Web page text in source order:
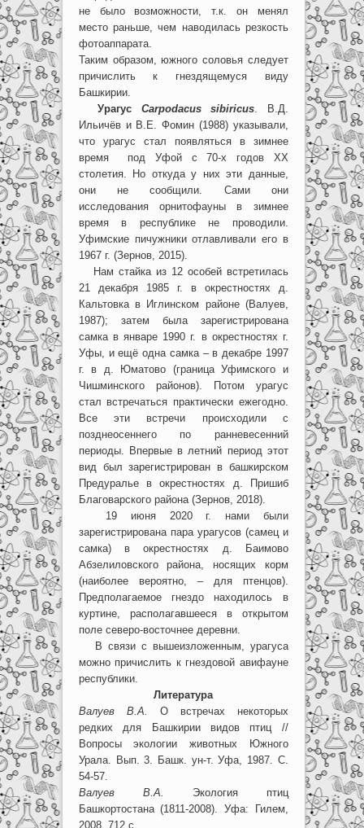
не было возможности, т.к. он менял
место раньше, чем наводилась резкость
фотоаппарата.
Таким образом, южного соловья следует
причислить к гнездящемуся виду
Башкирии.
Урагус
Carpodacus sibiricus . В.Д.
Ильичёв и В.Е. Фомин (1988) указывали,
что урагус стал появляться в зимнее
время под Уфой с 70-х годов XX
столетия. Но откуда у них эти данные,
они не сообщили. Сами они
исследования орнитофауны в зимнее
время в республике не проводили.
Уфимские пичужники отлавливали его в
1967 г. (Зернов, 2015).
Нам стайка из 12 особей встретилась
21 декабря 1985 г. в окрестностях д.
Кальтовка в Иглинском районе (Валуев,
1987); затем была зарегистрирована
самка в январе 1990 г. в окрестностях г.
Уфы, и ещё одна самка – в декабре 1997
г. в д. Юматово (граница Уфимского и
Чишминского районов). Потом урагус
стал встречаться практически ежегодно.
Все эти встречи происходили с
позднеосеннего по ранневесенний
периоды. Впервые в летний период этот
вид был зарегистрирован в башкирском
Предуралье в окрестностях д. Пришиб
Благоварского района (Зернов, 2018).
19 июня 2020 г. нами были
зарегистрирована пара урагусов (самец и
самка) в окрестностях д. Баимово
Абзелиловского района, носящих корм
(наиболее вероятно, – для птенцов).
Предполагаемое гнездо находилось в
куртине, располагавшееся в открытом
поле северо-восточнее деревни.
В связи с вышеизложенным, урагуса
можно причислить к гнездовой авифауне
республики.
Литература
Валуев В.А.
О встречах некоторых
редких для Башкирии видов птиц //
Вопросы экологии животных Южного
Урала. Вып. 3. Башк. ун-т. Уфа, 1987. С.
54-57.
Валуев В.А.
Экология птиц
Башкортостана (1811-2008). Уфа: Гилем,
2008. 712 с.